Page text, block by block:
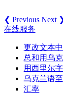
❮ Previous Next
在线服务
更改文本
总和用乌
用西里尔
乌克兰语
汇率